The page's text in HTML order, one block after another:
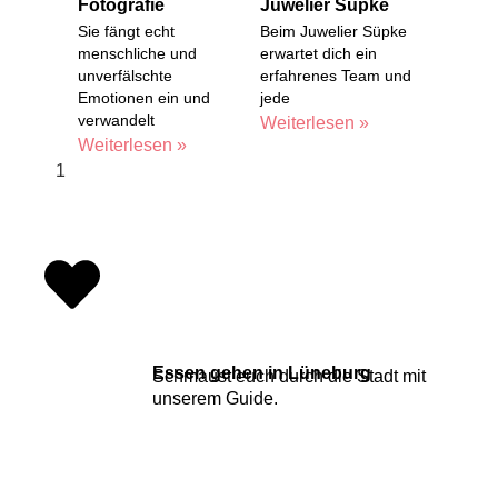
Fotografie
Sie fängt echt
menschliche und
unverfälschte
Emotionen ein und
verwandelt
Weiterlesen »
Juwelier Süpke
Beim Juwelier Süpke
erwartet dich ein
erfahrenes Team und
jede
Weiterlesen »
Essen gehen in Lüneburg
Schmaust euch durch die Stadt mit
unserem Guide.